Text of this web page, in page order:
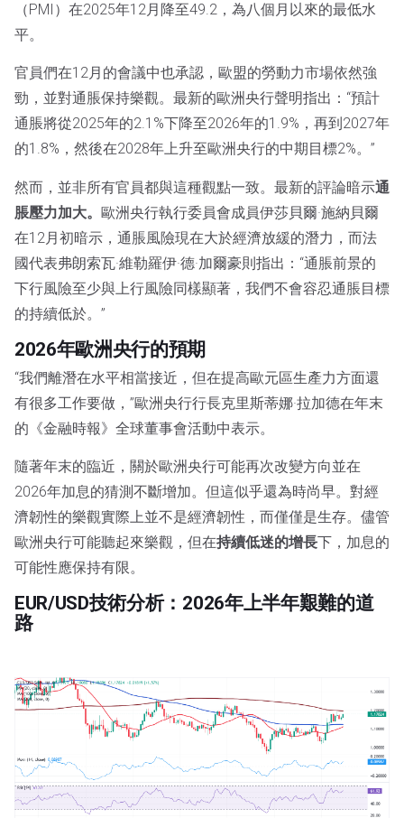
（PMI）在2025年12月降至49.2，為八個月以來的最低水
平。
官員們在12月的會議中也承認，歐盟的勞動力市場依然強
勁，並對通脹保持樂觀。最新的歐洲央行聲明指出：“預計
通脹將從2025年的2.1%下降至2026年的1.9%，再到2027年
的1.8%，然後在2028年上升至歐洲央行的中期目標2%。”
然而，並非所有官員都與這種觀點一致。最新的評論暗示通
脹壓力加大。 歐洲央行執行委員會成員伊莎貝爾·施納貝爾
在12月初暗示，通脹風險現在大於經濟放緩的潛力，而法
國代表弗朗索瓦·維勒羅伊·德·加爾豪則指出：“通脹前景的
下行風險至少與上行風險同樣顯著，我們不會容忍通脹目標
的持續低於。”
2026年歐洲央行的預期
“我們離潛在水平相當接近，但在提高歐元區生產力方面還
有很多工作要做，”歐洲央行行長克里斯蒂娜·拉加德在年末
的《金融時報》全球董事會活動中表示。
隨著年末的臨近，關於歐洲央行可能再次改變方向並在
2026年加息的猜測不斷增加。但這似乎還為時尚早。對經
濟韌性的樂觀實際上並不是經濟韌性，而僅僅是生存。儘管
歐洲央行可能聽起來樂觀，但在持續低迷的增長下，加息的
可能性應保持有限。
EUR/USD技術分析：2026年上半年艱難的道
路